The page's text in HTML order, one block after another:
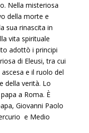
Nella misteriosa
della morte e
sua rinascita in
vita spirituale
adottò i principi
di Eleusi, tra cui
e il ruolo del
della verità. Lo
a Roma. È
Giovanni Paolo
e Medio